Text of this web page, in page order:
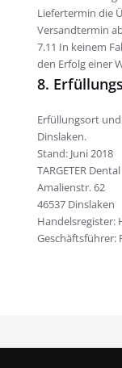
Liefertermin die
Versandtermin
7.11 In keinem
den Erfolg einer
8.
Erfüllungsort
Dinslaken.
Stand: Juni 2018
TARGETER
Amalienstr. 62
46537 Dinslaken
Handelsregister:
Geschäftsführer: